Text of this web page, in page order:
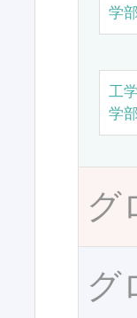
学
工
学
グ
グ